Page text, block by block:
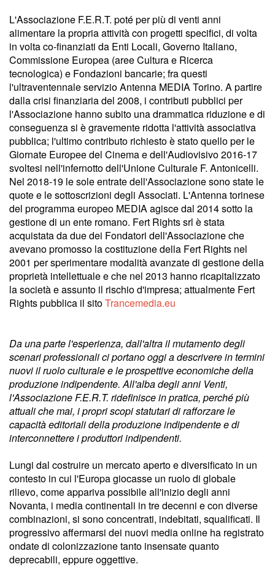
L'Associazione F.E.R.T. poté per più di venti anni
alimentare la propria attività con progetti specifici, di volta
in volta co-finanziati da Enti Locali, Governo Italiano,
Commissione Europea (aree Cultura e Ricerca
tecnologica) e Fondazioni bancarie; fra questi
l'ultraventennale servizio Antenna MEDIA Torino. A partire
dalla crisi finanziaria del 2008, i contributi pubblici per
l'Associazione hanno subito una drammatica riduzione e di
conseguenza si è gravemente ridotta l'attività associativa
pubblica; l'ultimo contributo richiesto è stato quello per le
Giornate Europee del Cinema e dell'Audiovisivo 2016-17
svoltesi nell'infernotto dell'Unione Culturale F. Antonicelli.
Nel 2018-19 le sole entrate dell'Associazione sono state le
quote e le sottoscrizioni degli Associati. L'Antenna torinese
del programma europeo MEDIA agisce dal 2014 sotto la
gestione di un ente romano. Fert Rights srl è stata
acquistata da due dei Fondatori dell'Associazione che
avevano promosso la costituzione della Fert Rights nel
2001 per sperimentare modalità avanzate di gestione della
proprietà intellettuale e che nel 2013 hanno ricapitalizzato
la società e assunto il rischio d'impresa; attualmente Fert
Rights pubblica il sitoTrancemedia.eu
Da una parte l'esperienza, dall'altra il mutamento degli
scenari professionali ci portano oggi a descrivere in termini
nuovi il ruolo culturale e le prospettive economiche della
produzione indipendente. All'alba degli anni Venti,
l'Associazione F.E.R.T. ridefinisce in pratica, perché più
attuali che mai, i propri scopi statutari di rafforzare le
capacità editoriali della produzione indipendente e di
interconnettere i produttori indipendenti.
Lungi dal costruire un mercato aperto e diversificato in un
contesto in cui l'Europa giocasse un ruolo di globale
rilievo, come appariva possibile all'inizio degli anni
Novanta, i media continentali in tre decenni e con diverse
combinazioni, si sono concentrati, indebitati, squalificati. Il
progressivo affermarsi dei nuovi media online ha registrato
ondate di colonizzazione tanto insensate quanto
deprecabili, eppure oggettive.